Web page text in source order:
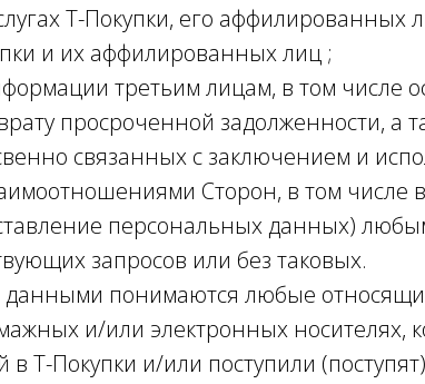
Т-Покупки, его аффилированных
и их аффилированных лиц ;
третьим лицам, в том числе
просроченной задолженности, а
связанных с заключением и
Сторон, в том числе
персональных данных)
запросов или без таковых.
понимаются любые
и/или электронных носителях,
в Т-Покупки и/или поступили